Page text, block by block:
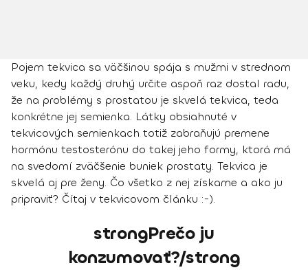
Pojem tekvica sa väčšinou spája s mužmi v strednom
veku, kedy každý druhý určite aspoň raz dostal radu,
že na problémy s prostatou je skvelá tekvica, teda
konkrétne jej semienka. Látky obsiahnuté v
tekvicových semienkach totiž zabraňujú premene
hormónu testosterónu do takej jeho formy, ktorá má
na svedomí zväčšenie buniek prostaty. Tekvica je
skvelá aj pre ženy. Čo všetko z nej získame a ako ju
pripraviť? Čítaj v tekvicovom článku :-).
strongPrečo ju
konzumovať?/strong